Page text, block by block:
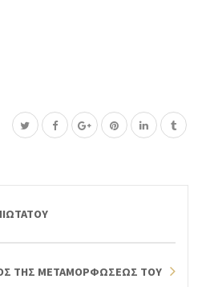
ΤΗΣ ΜΕΤΑΜΟΡΦΩΣΕΩΣ ΤΟΥ